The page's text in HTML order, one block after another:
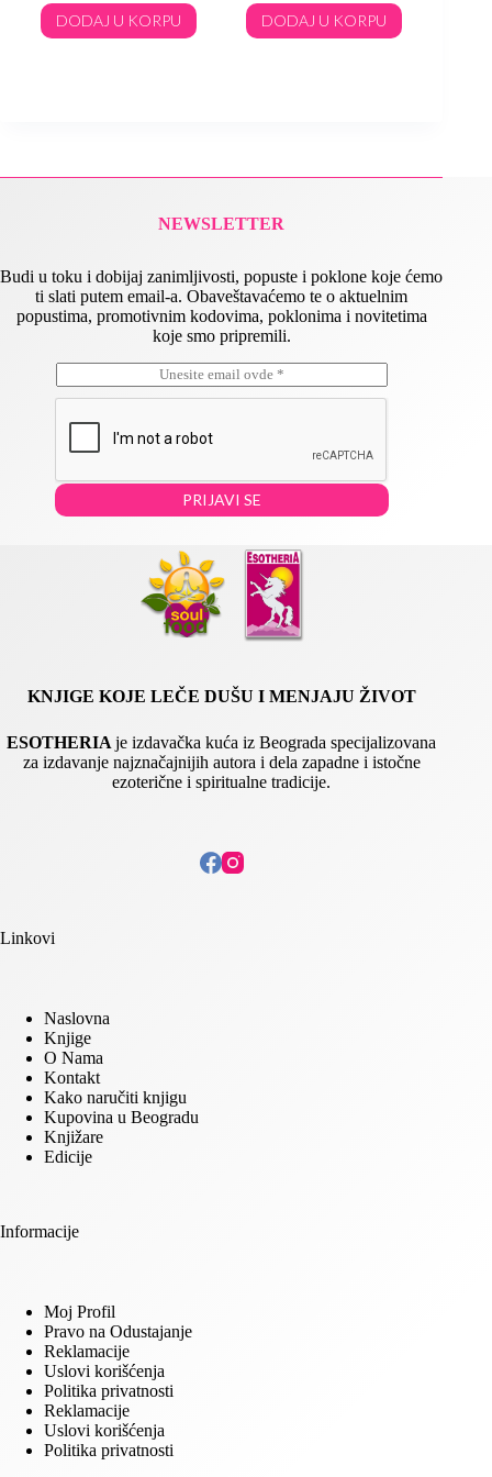
DODAJ U KORPU DODAJ U KORPU
NEWSLETTER
Budi u toku i dobijaj zanimljivosti, popuste i poklone koje ćemo
ti slati putem email-a. Obaveštavaćemo te o aktuelnim
popustima, promotivnim kodovima, poklonima i novitetima
koje smo pripremili.
m
E
a
m
PRIJAVI SE
KNJIGE KOJE LEČE DUŠU I MENJAJU ŽIVOT
ESOTHERIAje izdavačka kuća iz Beograda specijalizovana
za izdavanje najznačajnijih autora i dela zapadne i istočne
ezoterične i spiritualne tradicije.
Linkovi
Naslovna
Knjige
O Nama
Kontakt
Kako naručiti knjigu
Kupovina u Beogradu
Knjižare
Edicije
Informacije
Moj Profil
Pravo na Odustajanje
Reklamacije
Uslovi korišćenja
Politika privatnosti
Reklamacije
Uslovi korišćenja
Politika privatnosti